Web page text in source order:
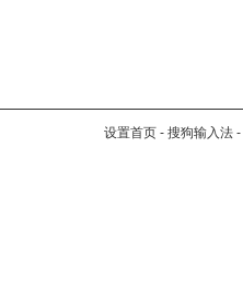
设置首页 - 搜狗输入法 -